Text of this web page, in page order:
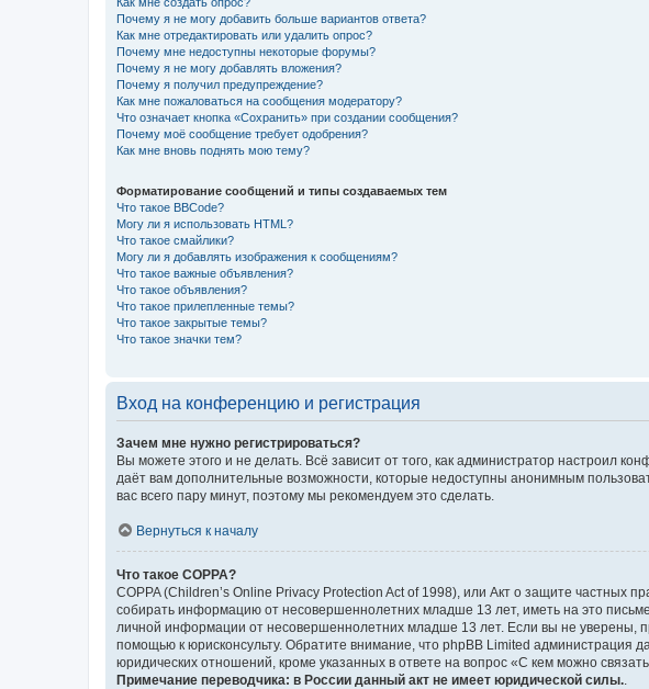
Почему я не могу добавить больше вариантов ответа?
Как мне отредактировать или удалить опрос?
Почему мне недоступны некоторые форумы?
Почему я не могу добавлять вложения?
Почему я получил предупреждение?
Как мне пожаловаться на сообщения модератору?
Что означает кнопка «Сохранить» при создании сообщения?
Почему моё сообщение требует одобрения?
Как мне вновь поднять мою тему?
Форматирование сообщений и типы создаваемых тем
Что такое BBCode?
Могу ли я использовать HTML?
Что такое смайлики?
Могу ли я добавлять изображения к сообщениям?
Что такое важные объявления?
Что такое объявления?
Что такое прилепленные темы?
Что такое закрытые темы?
Что такое значки тем?
Вход на конференцию и регистрация
Зачем мне нужно регистрироваться?
Вы можете этого и не делать. Всё зависит от того, как администратор настроил
даёт вам дополнительные возможности, которые недоступны анонимным
вас всего пару минут, поэтому мы рекомендуем это сделать.
Вернуться к началу
Что такое COPPA?
COPPA (Children’s Online Privacy Protection Act of 1998), или Акт о защите частных
собирать информацию от несовершеннолетних младше 13 лет, иметь на это
личной информации от несовершеннолетних младше 13 лет. Если вы не уверены,
помощью к юрисконсульту. Обратите внимание, что phpBB Limited
юридических отношений, кроме указанных в ответе на вопрос «С кем можно
Примечание переводчика: в России данный акт не имеет юридической силы.